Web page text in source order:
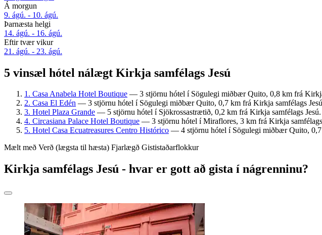
Á morgun
9. ágú. - 10. ágú.
Þarnæsta helgi
14. ágú. - 16. ágú.
Eftir tvær vikur
21. ágú. - 23. ágú.
5 vinsæl hótel nálægt Kirkja samfélags Jesú
1. Casa Anabela Hotel Boutique — 3 stjörnu hótel í Sögulegi miðbær Quito, 0,8 km frá
2. Casa El Edén — 3 stjörnu hótel í Sögulegi miðbær Quito, 0,7 km frá Kirkja samfélags
3. Hotel Plaza Grande — 5 stjörnu hótel í Sjökrossastrætið, 0,2 km frá Kirkja samfélags
4. Circasiana Palace Hotel Boutique — 3 stjörnu hótel í Miraflores, 3 km frá Kirkja
5. Hotel Casa Ecuatreasures Centro Histórico — 4 stjörnu hótel í Sögulegi miðbær Quito, 0,7
Mælt með Verð (lægsta til hæsta) Fjarlægð Gististaðarflokkur
Kirkja samfélags Jesú - hvar er gott að gista í nágrenninu?